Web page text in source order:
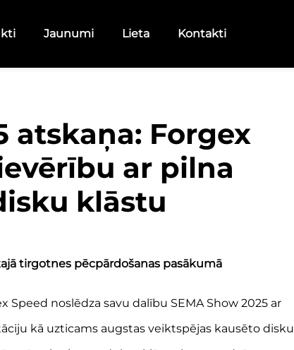
Jaunumi Lieta Kontakti
atskaņa: Forgex
ar pilna
klāstu
tirgotnes pēcpārdošanas pasākumā
Speed noslēdza savu dalību SEMA Show 2025 ar
kā uzticams augstas veiktspējas kausēto disku